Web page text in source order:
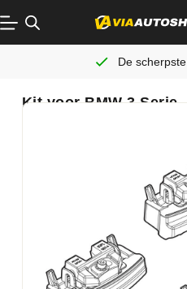
De scherpste
Kit voor BMW 3 Serie